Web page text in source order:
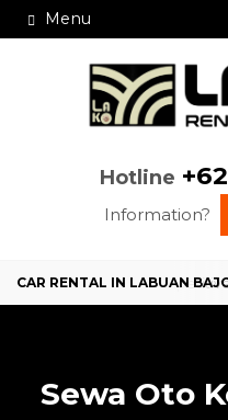
Menu
Hotline
Information?
service and competitive
Sewa Oto